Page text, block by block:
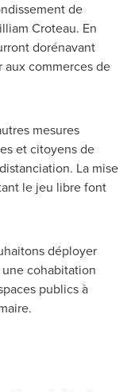
de
Croteau. En
dorénavant
commerces de
mesures
et citoyens de
La mise
le jeu libre font
déployer
cohabitation
publics à